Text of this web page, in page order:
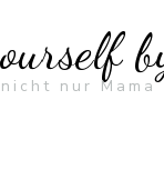
nur